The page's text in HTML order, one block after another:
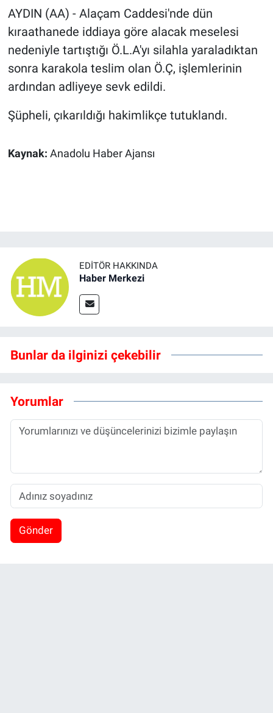
AYDIN (AA) - Alaçam Caddesi'nde dün
kıraathanede iddiaya göre alacak meselesi
nedeniyle tartıştığı Ö.L.A'yı silahla yaraladıktan
sonra karakola teslim olan Ö.Ç, işlemlerinin
ardından adliyeye sevk edildi.
Şüpheli, çıkarıldığı hakimlikçe tutuklandı.
Kaynak: Anadolu Haber Ajansı
EDITÖR HAKKINDA
Haber Merkezi
Bunlar da ilginizi çekebilir
Yorumlar
Gönder